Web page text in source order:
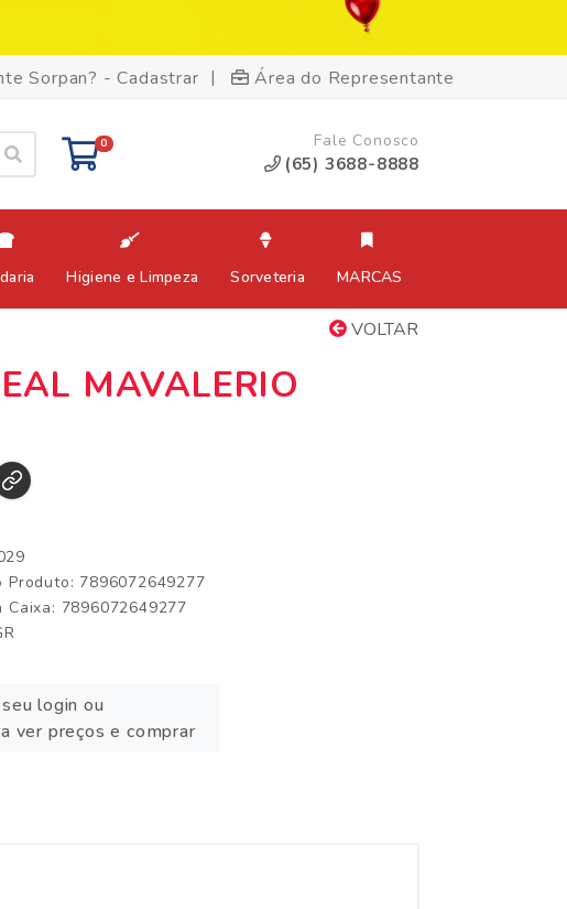
Sorpan? - Cadastrar | Área do Representante
0 Fale Conosco
(65) 3688-8888
Higiene e Limpeza Sorveteria MARCAS
VOLTAR
MAVALERIO
Produto: 7896072649277
Caixa: 7896072649277
login ou
ver preços e comprar